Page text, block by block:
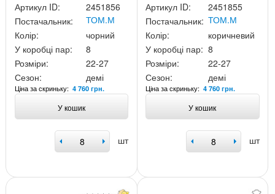
Артикул ID:
2451856
Постачальник:
ТОМ.М
Колір:
чорний
У коробці пар:
8
Розміри:
22-27
Сезон:
демі
Ціна за скриньку: 4 760 грн.
У кошик
шт
Артикул ID:
2451855
Постачальник: ТОМ.М
Колір:
коричневий
У коробці пар: 8
Розміри:
22-27
Сезон:
демі
Ціна за скриньку:4 760 грн.
У кошик
шт